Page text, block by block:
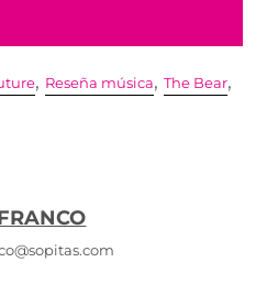
, Reseña música,The Bear,